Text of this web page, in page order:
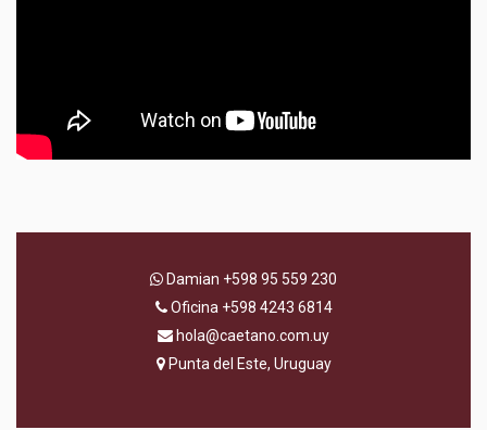
Damian +598 95 559 230
Oficina +598 4243 6814
hola@caetano.com.uy
Punta del Este, Uruguay